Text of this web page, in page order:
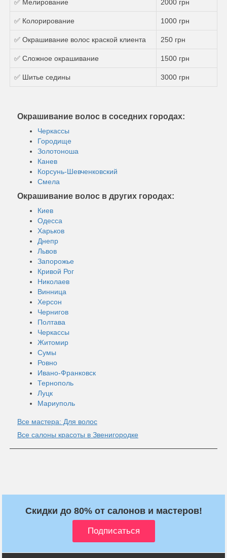
✅ Мелирование 2000 грн
✅ Колорирование 1000 грн
✅ Окрашивание волос краской клиента 250 грн
✅ Сложное окрашивание 1500 грн
✅ Шитье седины 3000 грн
Окрашивание волос в соседних городах:
Черкассы
Городище
Золотоноша
Канев
Корсунь-Шевченковский
Смела
Окрашивание волос в других городах:
Киев
Одесса
Харьков
Днепр
Львов
Запорожье
Кривой Рог
Николаев
Винница
Херсон
Чернигов
Полтава
Черкассы
Житомир
Сумы
Ровно
Ивано-Франковск
Тернополь
Луцк
Мариуполь
Все мастера: Для волос
Все салоны красоты в Звенигородке
Скидки до 80% от салонов и мастеров!